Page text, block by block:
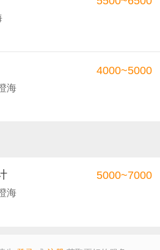
海
4000~5000
海
5000~7000